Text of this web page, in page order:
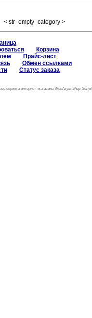
< str_empty_category >
Корзина
Прайс-лист
Обмен ссылками
Статус заказа
скрипта интернет-магазина WebAsyst Shop-Script